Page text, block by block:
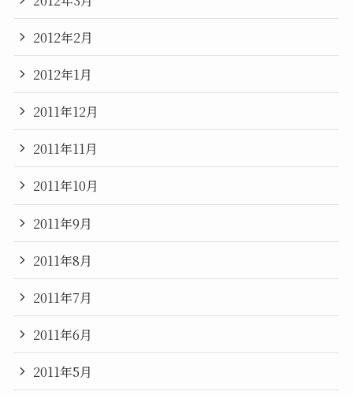
2012年2月
2012年1月
2011年12月
2011年11月
2011年10月
2011年9月
2011年8月
2011年7月
2011年6月
2011年5月